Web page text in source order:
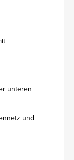
unteren
und